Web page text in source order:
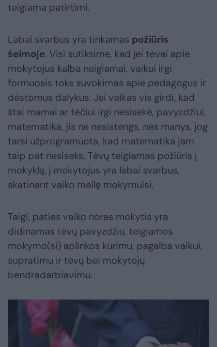
teigiama patirtimi.
Labai svarbus yra tinkamas požiūris
šeimoje. Visi sutiksime, kad jei tėvai apie
mokytojus kalba neigiamai, vaikui irgi
formuosis toks suvokimas apie pedagogus ir
dėstomus dalykus. Jei vaikas vis girdi, kad
štai mamai ar tėčiui irgi nesisekė, pavyzdžiui,
matematika, jis nė nesistengs, nes manys, jog
tarsi užprogramuota, kad matematika jam
taip pat nesiseks. Tėvų teigiamas požiūris į
mokyklą, į mokytojus yra labai svarbus,
skatinant vaiko meilę mokymuisi.
Taigi, paties vaiko noras mokytis yra
didinamas tėvų pavyzdžiu, teigiamos
mokymo(si) aplinkos kūrimu, pagalba vaikui,
supratimu ir tėvų bei mokytojų
bendradarbiavimu.